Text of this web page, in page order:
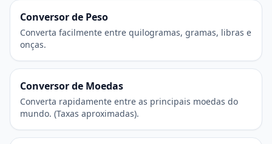
Conversor de Peso
Converta facilmente entre quilogramas, gramas, libras e
onças.
Conversor de Moedas
Converta rapidamente entre as principais moedas do
mundo. (Taxas aproximadas).